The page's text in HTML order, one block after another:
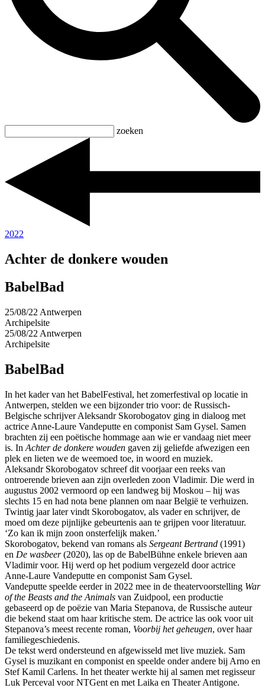
zoeken
2022
Achter de donkere wouden
BabelBad
25/08/22 Antwerpen
Archipelsite
25/08/22 Antwerpen
Archipelsite
BabelBad
In het kader van het BabelFestival, het zomerfestival op locatie in
Antwerpen, stelden we een bijzonder trio voor: de Russisch-
Belgische schrijver Aleksandr Skorobogatov ging in dialoog met
actrice Anne-Laure Vandeputte en componist Sam Gysel. Samen
brachten zij een poëtische hommage aan wie er vandaag niet meer
is. In Achter de donkere wouden gaven zij geliefde afwezigen een
plek en lieten we de weemoed toe, in woord en muziek.
Aleksandr Skorobogatov schreef dit voorjaar een reeks van
ontroerende brieven aan zijn overleden zoon Vladimir. Die werd in
augustus 2002 vermoord op een landweg bij Moskou – hij was
slechts 15 en had nota bene plannen om naar België te verhuizen.
Twintig jaar later vindt Skorobogatov, als vader en schrijver, de
moed om deze pijnlijke gebeurtenis aan te grijpen voor literatuur.
‘Zo kan ik mijn zoon onsterfelijk maken.’
Skorobogatov, bekend van romans als Sergeant Bertrand (1991)
en De wasbeer(2020), las op de BabelBühne enkele brieven aan
Vladimir voor. Hij werd op het podium vergezeld door actrice
Anne-Laure Vandeputte en componist Sam Gysel.
Vandeputte speelde eerder in 2022 mee in de theatervoorstelling War
of the Beasts and the Animals van Zuidpool, een productie
gebaseerd op de poëzie van Maria Stepanova, de Russische auteur
die bekend staat om haar kritische stem. De actrice las ook voor uit
Stepanova’s meest recente roman, Voorbij het geheugen, over haar
familiegeschiedenis.
De tekst werd ondersteund en afgewisseld met live muziek. Sam
Gysel is muzikant en componist en speelde onder andere bij Arno en
Stef Kamil Carlens. In het theater werkte hij al samen met regisseur
Luk Perceval voor NTGent en met Laika en Theater Antigone.